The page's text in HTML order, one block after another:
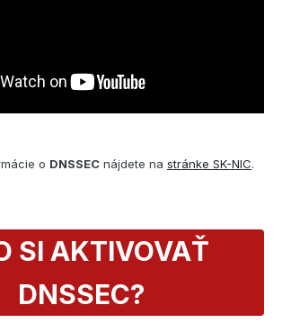
o DNSSEC nájdete na stránke SK-NIC.
SI AKTIVOVAŤ
DNSSEC?